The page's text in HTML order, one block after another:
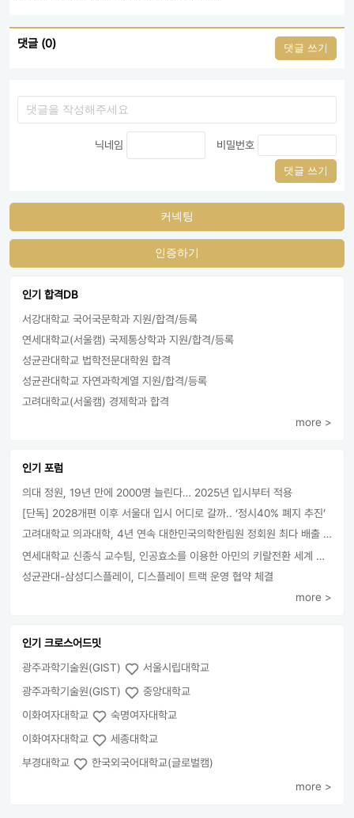
댓글 (0) 댓글 쓰기
닉네임 비밀번호
댓글 쓰기
커넥팅
인증하기
인기 합격DB
서강대학교 국어국문학과 지원/합격/등록
연세대학교(서울캠) 국제통상학과 지원/합격/등록
성균관대학교 법학전문대학원 합격
성균관대학교 자연과학계열 지원/합격/등록
고려대학교(서울캠) 경제학과 합격
more >
인기 포럼
의대 정원, 19년 만에 2000명 늘린다… 2025년 입시부터 적용
[단독] 2028개편 이후 서울대 입시 어디로 갈까.. ‘정시40% 폐지 추진’
고려대학교 의과대학, 4년 연속 대한민국의학한림원 정회원 최다 배출 外
연세대학교 신종식 교수팀, 인공효소를 이용한 아민의 키랄전환 세계 최초로 성공
성균관대-삼성디스플레이, 디스플레이 트랙 운영 협약 체결
more >
인기 크로스어드밋
광주과학기술원(GIST)
서울시립대학교
광주과학기술원(GIST)
중앙대학교
이화여자대학교
숙명여자대학교
이화여자대학교
세종대학교
부경대학교
한국외국어대학교(글로벌캠)
more >